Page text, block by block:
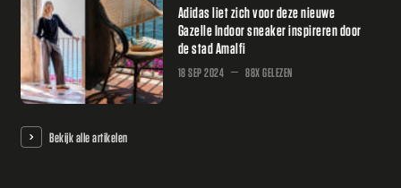
Adidas liet zich voor deze nieuwe
Gazelle Indoor sneaker inspireren door
de stad Amalfi
18 SEP 2024 88X GELEZEN
Bekijk alle artikelen